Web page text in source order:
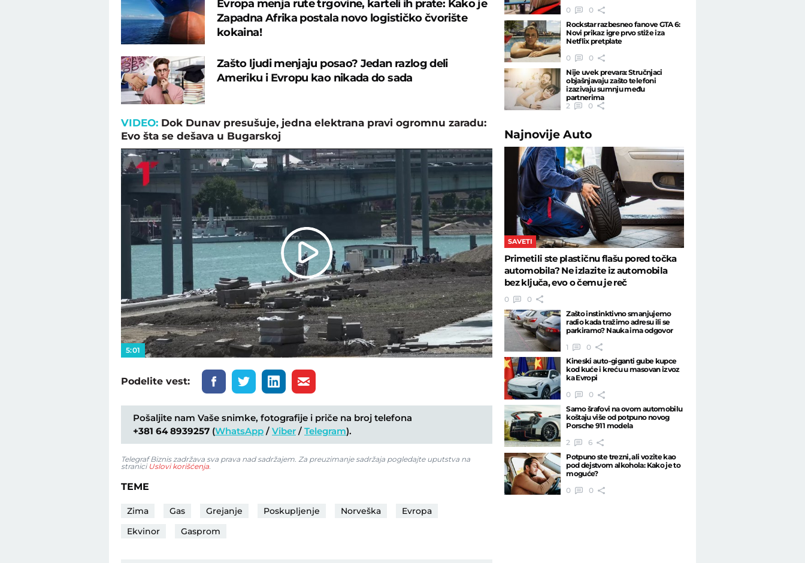
Evropa menja rute trgovine, karteli ih prate: Kako je
Zapadna Afrika postala novo logističko čvorište
kokaina!
Zašto ljudi menjaju posao? Jedan razlog deli
Ameriku i Evropu kao nikada do sada
VIDEO: Dok Dunav presušuje, jedna elektrana pravi ogromnu zaradu:
Evo šta se dešava u Bugarskoj
Play
Video
5:01
Podelite vest:
Pošaljite nam Vaše snimke, fotografije i priče na broj telefona
+381 64 8939257 (WhatsApp / Viber / Telegram).
Telegraf Biznis zadržava sva prava nad sadržajem. Za preuzimanje sadržaja pogledajte uputstva na
stranici Uslovi korišćenja
TEME
Zima Gas Grejanje Poskupljenje Norveška
Evropa
Ekvinor
Gasprom
0
0
Rockstar razbesneo fanove GTA 6:
Novi prikaz igre prvo stiže iza
Netflix pretplate
0
0
Nije uvek prevara: Stručnjaci
objašnjavaju zašto telefoni
izazivaju sumnju među
partnerima
2
0
NajnovijeAuto
SAVETI
Primetili ste plastičnu flašu pored točka
automobila? Ne izlazite iz automobila
bez ključa, evo o čemu je reč
0
0
Zašto instinktivno smanjujemo
radio kada tražimo adresu ili se
parkiramo? Nauka ima odgovor
1
0
Kineski auto-giganti gube kupce
kod kuće i kreću u masovan izvoz
ka Evropi
0
0
Samo šrafovi na ovom automobilu
koštaju više od potpuno novog
Porsche 911 modela
2
6
Potpuno ste trezni, ali vozite kao
pod dejstvom alkohola: Kako je to
moguće?
0
0